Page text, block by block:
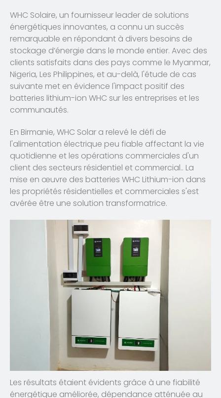
WHC Solaire, un fournisseur leader de solutions
énergétiques innovantes, a connu un succès
remarquable en répondant à divers besoins de
stockage d’énergie dans le monde entier. Avec des
clients satisfaits dans des pays comme le Myanmar,
Nigeria, Les Philippines, et au-delà, l'étude de cas
suivante met en évidence l'impact positif des
batteries lithium-ion WHC sur les entreprises et les
communautés.
En Birmanie, WHC Solar a relevé le défi de
l'alimentation électrique peu fiable affectant la vie
quotidienne et les opérations commerciales d'un
client des secteurs résidentiel et commercial.. La
mise en œuvre des batteries WHC Lithium-ion dans
les propriétés résidentielles et commerciales s'est
avérée être une solution transformatrice.
Les résultats étaient évidents grâce à une fiabilité
énergétique améliorée, dépendance atténuée au